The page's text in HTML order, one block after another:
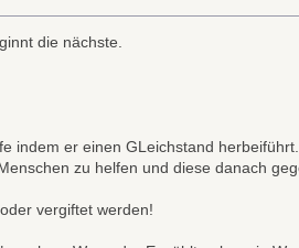
die nächste.
indem er einen GLeichstand herbeiführt.
zu helfen und diese danach
vergiftet werden!